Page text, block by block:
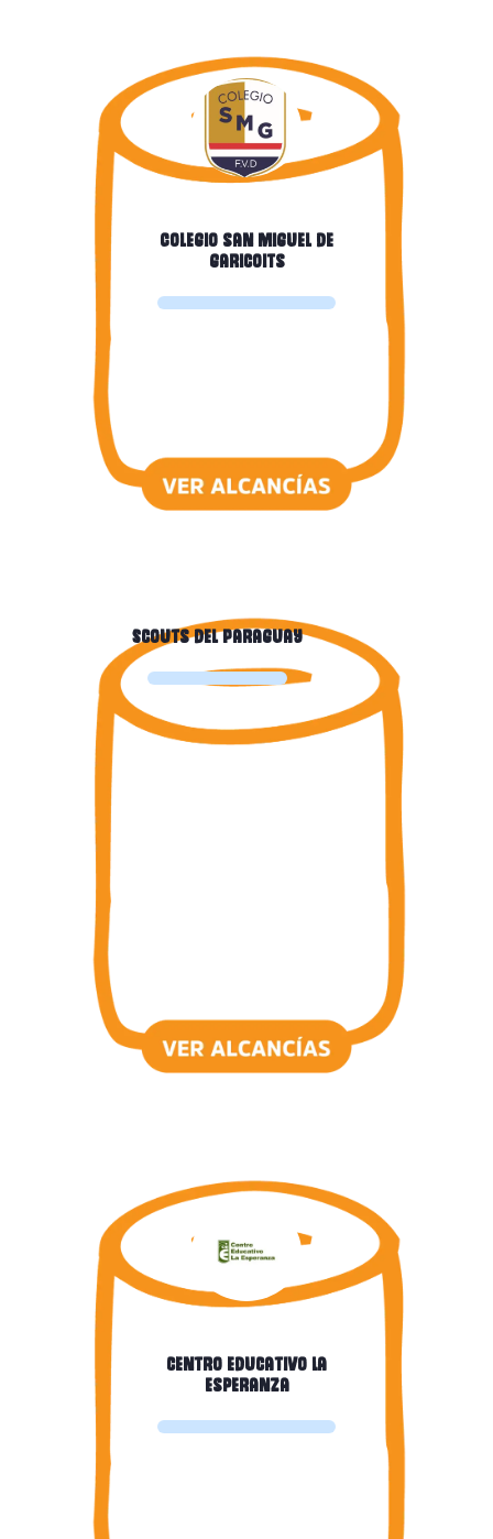
Colegio san miguel de
garicoits
Scouts del Paraguay
centro educativo La
Esperanza